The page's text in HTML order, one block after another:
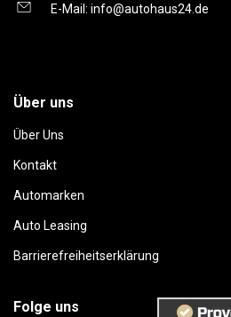
E-Mail: info@autohaus24.de
Über uns
Über Uns
Kontakt
Automarken
Auto Leasing
Barrierefreiheitserklärung
Folge uns